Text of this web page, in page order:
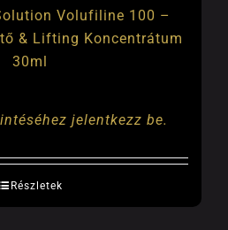
Volufiline 100 –
& Lifting Koncentrátum
30ml
jelentkezz be.
Részletek